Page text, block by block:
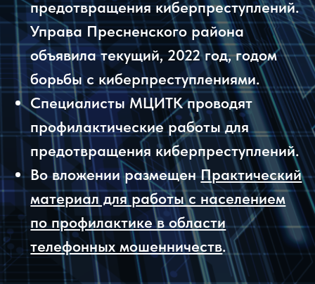
предотвращения киберпреступлений.
Во вложении размещенПрактический
материал для работы с населением
по профилактике в области
телефонных мошенничеств.